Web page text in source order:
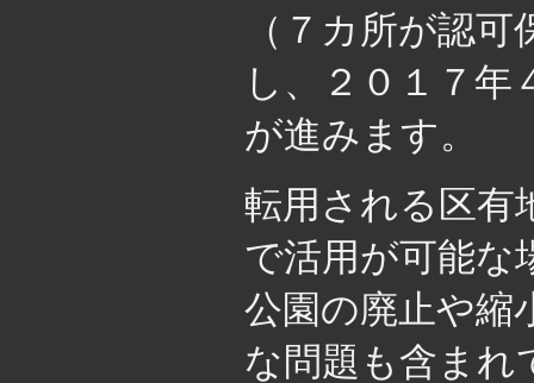
（７カ所が認
し、２０１７
が進みます。
転用される区有
で活用が可能な
公園の廃止や縮
な問題も含まれ